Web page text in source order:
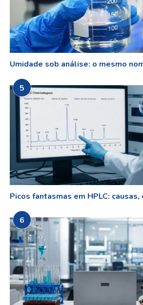
Umidade sob análise: o mesmo
5
Picos fantasmas em HPLC:
6